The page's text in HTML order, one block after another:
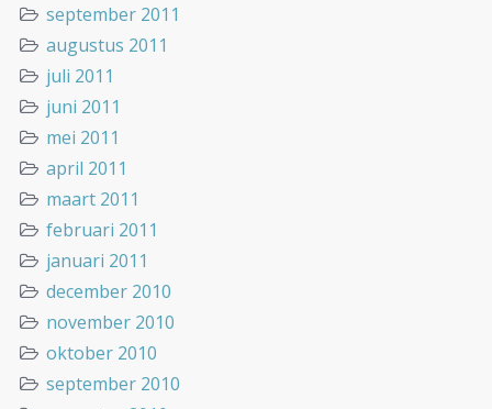
september 2011
augustus 2011
juli 2011
juni 2011
mei 2011
april 2011
maart 2011
februari 2011
januari 2011
december 2010
november 2010
oktober 2010
september 2010